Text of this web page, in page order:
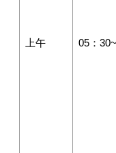
上午 05：